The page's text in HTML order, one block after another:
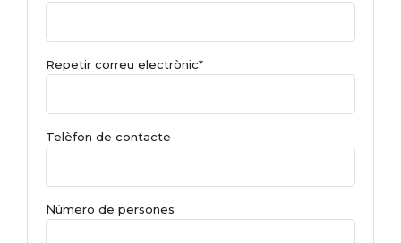
Repetir correu electrònic*
Telèfon de contacte
Número de persones